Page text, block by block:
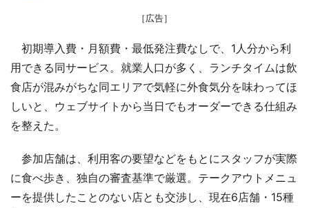
［広告］
初期導入費・月額費・最低発注費なしで、1人分から利
用できる同サービス。就業人口が多く、ランチタイムは飲
食店が混みがちな同エリアで気軽に外食気分を味わってほ
しいと、ウェブサイトから当日でもオーダーできる仕組み
を整えた。
参加店舗は、利用客の要望などをもとにスタッフが実際
に食べ歩き、独自の審査基準で厳選。テークアウトメニュ
ーを提供したことのない店とも交渉し、現在6店舗・15種